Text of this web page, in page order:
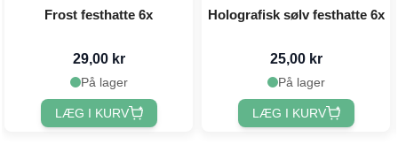
Frost festhatte 6x
29,00 kr
På lager
LÆG I KURV
Holografisk sølv festhatte 6x
25,00 kr
På lager
LÆG I KURV